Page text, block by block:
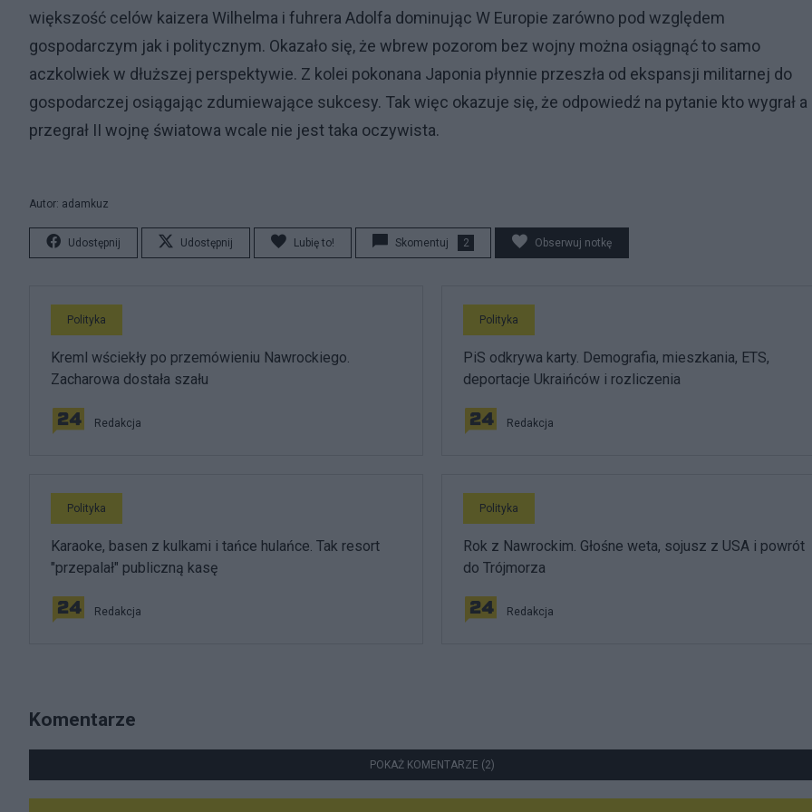
większość celów kaizera Wilhelma i fuhrera Adolfa dominując W Europie zarówno pod względem
gospodarczym jak i politycznym. Okazało się, że wbrew pozorom bez wojny można osiągnąć to samo
aczkolwiek w dłuższej perspektywie. Z kolei pokonana Japonia płynnie przeszła od ekspansji militarnej do
gospodarczej osiągając zdumiewające sukcesy. Tak więc okazuje się, że odpowiedź na pytanie kto wygrał a
przegrał II wojnę światowa wcale nie jest taka oczywista.
Autor: adamkuz
Udostępnij Udostępnij Lubię to! Skomentuj 2 Obserwuj notkę
Polityka
Kreml wściekły po przemówieniu Nawrockiego.
Zacharowa dostała szału
Redakcja
Polityka
PiS odkrywa karty. Demografia, mieszkania, ETS,
deportacje Ukraińców i rozliczenia
Redakcja
Polityka
Karaoke, basen z kulkami i tańce hulańce. Tak resort
"przepalał" publiczną kasę
Redakcja
Polityka
Rok z Nawrockim. Głośne weta, sojusz z USA i powrót
do Trójmorza
Redakcja
Komentarze
POKAŻ KOMENTARZE (2)